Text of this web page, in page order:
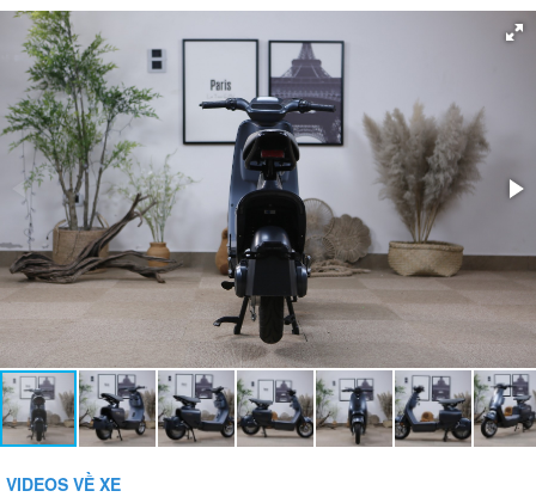
Hệ thống phanh:Phanh đĩa trước, phanh cơ sau
Giảm xóc:Có
Bánh xe:Không săm
Bảo vệ dòng:
Bảo vệ tụt áp:
Phụ kiện đi kèm: Gương, Sạc, Khóa báo động chống trộm
VIDEOS VỀ XE